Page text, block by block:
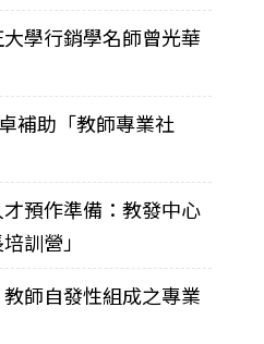
學行銷學名師曾光華
補助「教師專業社
預作準備：教發中心
訓營」
師自發性組成之專業